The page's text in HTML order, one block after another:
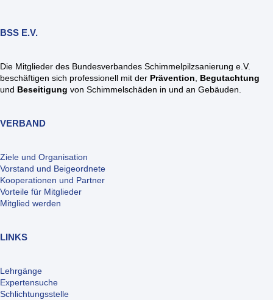
BSS E.V.
Die Mitglieder des Bundesverbandes Schimmelpilzsanierung e.V.
beschäftigen sich professionell mit der Prävention, Begutachtung
und Beseitigung von Schimmelschäden in und an Gebäuden.
VERBAND
Ziele und Organisation
Vorstand und Beigeordnete
Kooperationen und Partner
Vorteile für Mitglieder
Mitglied werden
LINKS
Lehrgänge
Expertensuche
Schlichtungsstelle